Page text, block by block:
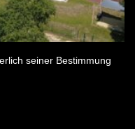
seiner Bestimmung